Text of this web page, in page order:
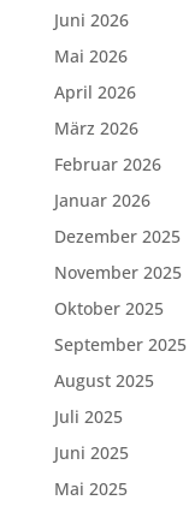
Juni 2026
Mai 2026
April 2026
März 2026
Februar 2026
Januar 2026
Dezember 2025
November 2025
Oktober 2025
September 2025
August 2025
Juli 2025
Juni 2025
Mai 2025